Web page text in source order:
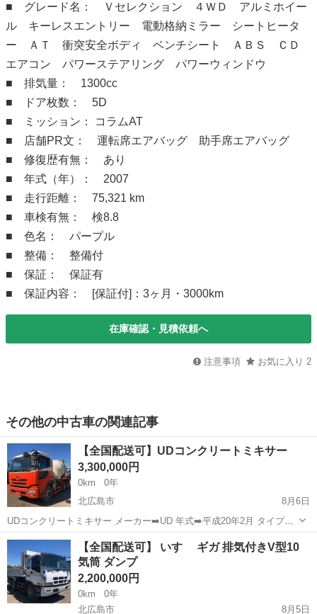
■ グレード名： Ｖセレクション ４ＷＤ アルミホイー
ル キーレスエントリー 電動格納ミラー シートヒータ
ー ＡＴ 衝突安全ボディ ベンチシート ＡＢＳ ＣＤ
エアコン パワーステアリング パワーウィンドウ
■ 排気量： 1300cc
■ ドア枚数： 5D
■ ミッション： コラムAT
■ 店舗PR文： 運転席エアバッグ 助手席エアバッグ
■ 修復歴有無： あり
■ 年式（年）： 2007
■ 走行距離： 75,321 km
■ 車検有無： 検8.8
■ 色名： パープル
■ 整備： 整備付
■ 保証： 保証有
■ 保証内容： [保証付]：3ヶ月・3000km
在庫確認・見積依頼へ
注意事項 お気に入り 2
その他の中古車の関連記事
【全国配送可】UDコンクリートミキサー
3,300,000円
0km
0年
北広島市
8月6日
UDコンクリートミキサー メーカー➡️UD 年式➡️平成20年2月 タイプ➡️
ミキサー車 走行距離➡️201,660km 価格➡️税込330万 F7 MT 現状渡しで
の販売となります。 全国配送可能！ 詳細説明、現車...
北海道 北広島市 その他 ミキサー車
【全国配送可】 いすゞ ギガ 排気付きV型10
気筒 ダンプ
2,200,000円
0km
0年
北広島市
8月5日